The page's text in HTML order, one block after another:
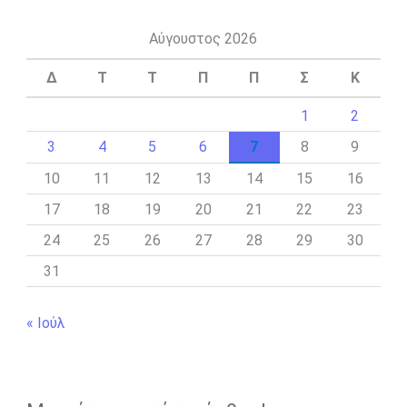
Αύγουστος 2026
Δ Τ Τ Π Π Σ Κ
1
2
3
4 5 6 7 8
9
10
11 12 13 14 15
16
17
18 19 20 21 22
23
24
25 26 27 28 29
30
31
« Ιούλ